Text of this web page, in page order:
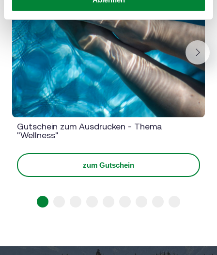
Gutschein zum Ausdrucken - Thema
"Wellness"
zum Gutschein
Next